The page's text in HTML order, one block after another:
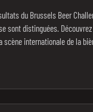
du Brussels Beer
sont distinguées.
scène internationale de la